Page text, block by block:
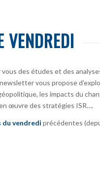
VENDREDI
vous des études et des
vous propose
les impacts du
œuvre des stratégies ISR….
du vendredi précédentes